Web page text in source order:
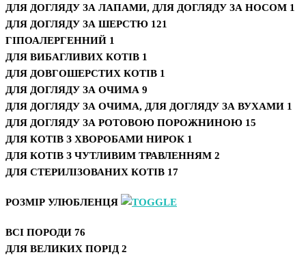
ДЛЯ ДОГЛЯДУ ЗА ЛАПАМИ, ДЛЯ ДОГЛЯДУ ЗА НОСОМ 1
ДЛЯ ДОГЛЯДУ ЗА ШЕРСТЮ 121
ГІПОАЛЕРГЕННИЙ 1
ДЛЯ ВИБАГЛИВИХ КОТІВ 1
ДЛЯ ДОВГОШЕРСТИХ КОТІВ 1
ДЛЯ ДОГЛЯДУ ЗА ОЧИМА 9
ДЛЯ ДОГЛЯДУ ЗА ОЧИМА, ДЛЯ ДОГЛЯДУ ЗА ВУХАМИ 1
ДЛЯ ДОГЛЯДУ ЗА РОТОВОЮ ПОРОЖНИНОЮ 15
ДЛЯ КОТІВ З ХВОРОБАМИ НИРОК 1
ДЛЯ КОТІВ З ЧУТЛИВИМ ТРАВЛЕННЯМ 2
ДЛЯ СТЕРИЛІЗОВАНИХ КОТІВ 17
РОЗМІР УЛЮБЛЕНЦЯ
ВСІ ПОРОДИ 76
ДЛЯ ВЕЛИКИХ ПОРІД 2